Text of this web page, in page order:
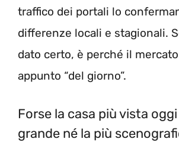
traffico dei portali lo
differenze locali e stagionali.
dato certo, è perché il
appunto “del giorno”.
Forse la casa più vista
grande né la più